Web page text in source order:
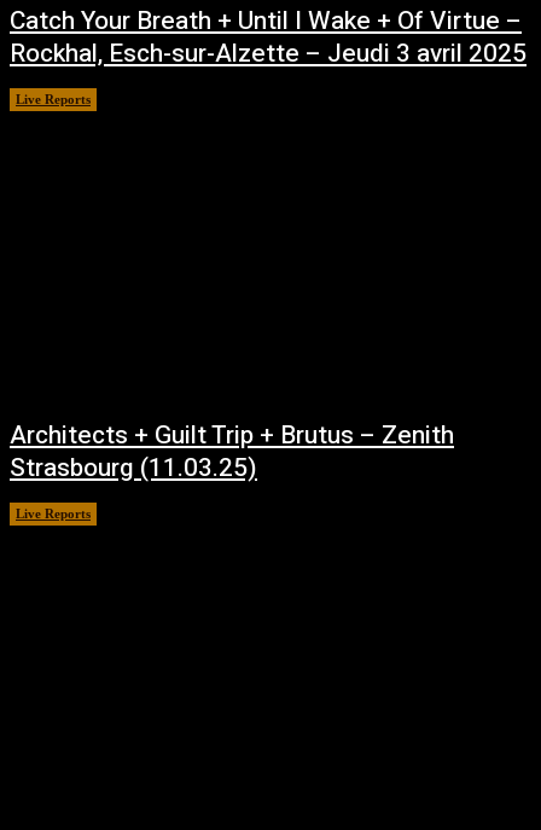
Catch Your Breath + Until I Wake + Of Virtue –
Rockhal, Esch-sur-Alzette – Jeudi 3 avril 2025
Live Reports
Architects + Guilt Trip + Brutus – Zenith
Strasbourg (11.03.25)
Live Reports